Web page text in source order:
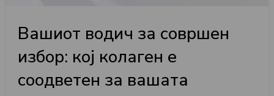
Вашиот водич за совршен
избор: кој колаген е
соодветен за вашата